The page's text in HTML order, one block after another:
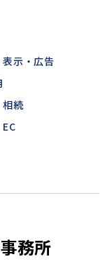
示・広告
相続
務所